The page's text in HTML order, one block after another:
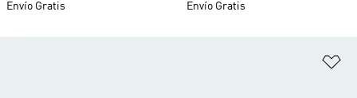
Envío Gratis
Envío Gratis